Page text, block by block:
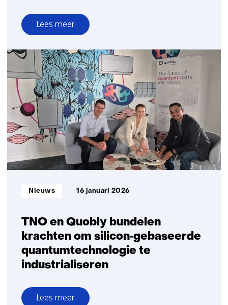
Lees meer
over
TNO
en
Ushio,
een
stabiele
samenwerking
in
de
verdere
ontwikkeling
van
technologie
TNO en Quobly bundelen
krachten om silicon‑gebaseerde
quantumtechnologie te
industrialiseren
Informatietype:
Nieuws 16 januari 2026
Lees meer